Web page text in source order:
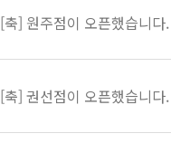
[축] 원주점이 오픈했습니다.
[축] 권선점이 오픈했습니다.